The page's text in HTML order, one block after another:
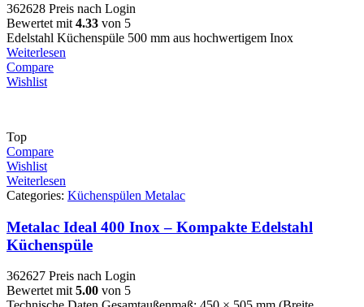
362628 Preis nach Login
Bewertet mit 4.33 von 5
Edelstahl Küchenspüle 500 mm aus hochwertigem Inox
Weiterlesen
Compare
Wishlist
Top
Compare
Wishlist
Weiterlesen
Categories: Küchenspülen Metalac
Metalac Ideal 400 Inox – Kompakte Edelstahl
Küchenspüle
362627 Preis nach Login
Bewertet mit 5.00 von 5